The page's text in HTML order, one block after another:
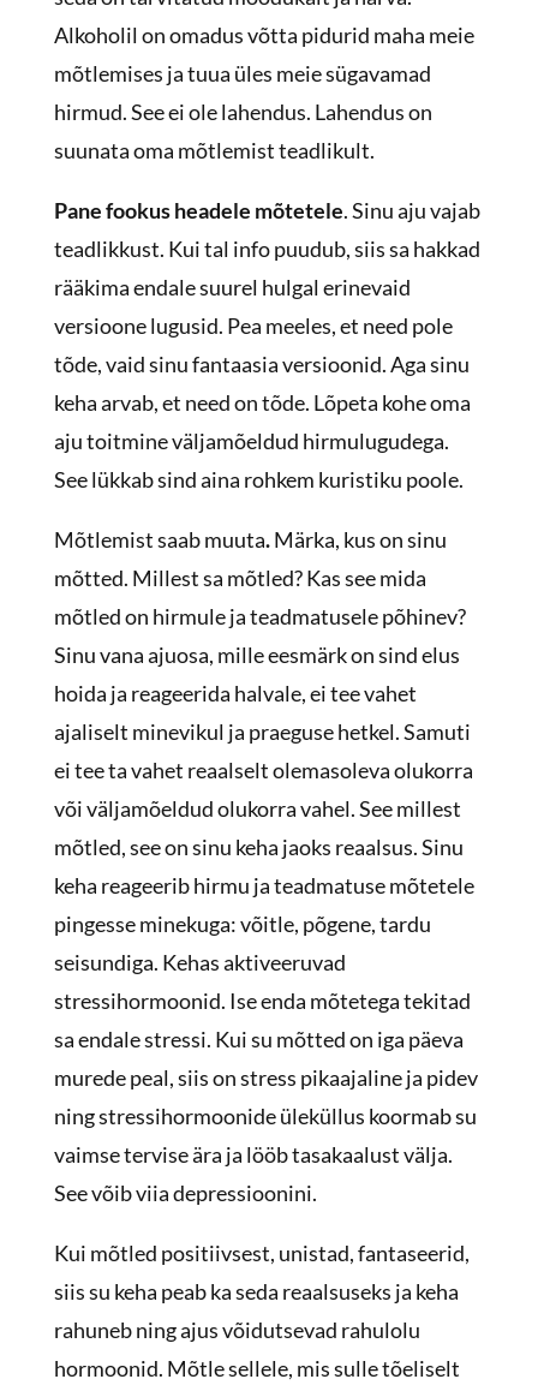
Alkoholil on omadus võtta pidurid maha meie
mõtlemises ja tuua üles meie sügavamad
hirmud. See ei ole lahendus. Lahendus on
suunata oma mõtlemist teadlikult.
Pane fookus headele mõtetele. Sinu aju vajab
teadlikkust. Kui tal info puudub, siis sa hakkad
rääkima endale suurel hulgal erinevaid
versioone lugusid. Pea meeles, et need pole
tõde, vaid sinu fantaasia versioonid. Aga sinu
keha arvab, et need on tõde. Lõpeta kohe oma
aju toitmine väljamõeldud hirmulugudega.
See lükkab sind aina rohkem kuristiku poole.
Mõtlemist saab muuta.Märka, kus on sinu
mõtted. Millest sa mõtled? Kas see mida
mõtled on hirmule ja teadmatusele põhinev?
Sinu vana ajuosa, mille eesmärk on sind elus
hoida ja reageerida halvale, ei tee vahet
ajaliselt minevikul ja praeguse hetkel. Samuti
ei tee ta vahet reaalselt olemasoleva olukorra
või väljamõeldud olukorra vahel. See millest
mõtled, see on sinu keha jaoks reaalsus. Sinu
keha reageerib hirmu ja teadmatuse mõtetele
pingesse minekuga: võitle, põgene, tardu
seisundiga. Kehas aktiveeruvad
stressihormoonid. Ise enda mõtetega tekitad
sa endale stressi. Kui su mõtted on iga päeva
murede peal, siis on stress pikaajaline ja pidev
ning stressihormoonide üleküllus koormab su
vaimse tervise ära ja lööb tasakaalust välja.
See võib viia depressioonini.
Kui mõtled positiivsest, unistad, fantaseerid,
siis su keha peab ka seda reaalsuseks ja keha
rahuneb ning ajus võidutsevad rahulolu
hormoonid. Mõtle sellele, mis sulle tõeliselt